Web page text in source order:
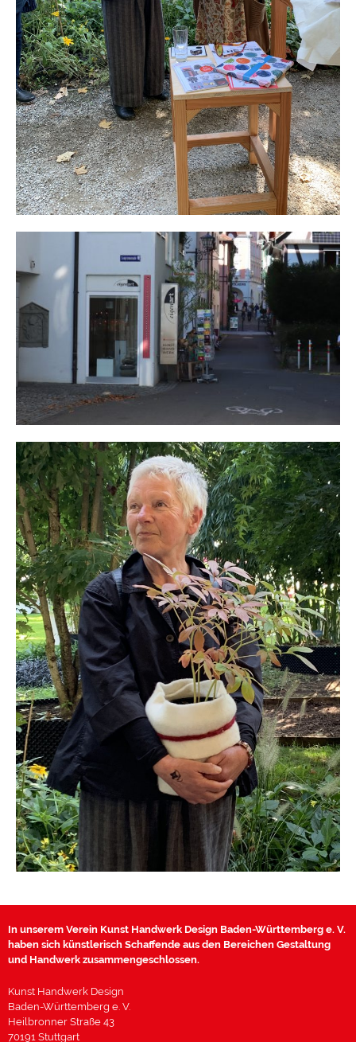
In unserem Verein Kunst Handwerk Design Baden-Württemberg e. V.
haben sich künstlerisch Schaffende aus den Bereichen Gestaltung
und Handwerk zusammengeschlossen.
Kunst Handwerk Design
Baden-Württemberg e. V.
Heilbronner Straße 43
70191 Stuttgart